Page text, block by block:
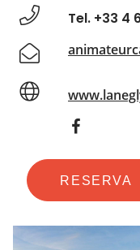
Tel. +33 4
RESERVA